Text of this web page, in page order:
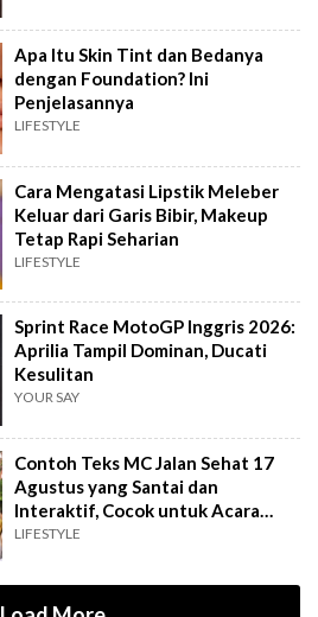
Apa Itu Skin Tint dan Bedanya
dengan Foundation? Ini
Penjelasannya
LIFESTYLE
Cara Mengatasi Lipstik Meleber
Keluar dari Garis Bibir, Makeup
Tetap Rapi Seharian
LIFESTYLE
Sprint Race MotoGP Inggris 2026:
Aprilia Tampil Dominan, Ducati
Kesulitan
YOUR SAY
Contoh Teks MC Jalan Sehat 17
Agustus yang Santai dan
Interaktif, Cocok untuk Acara
Tingkat RT
LIFESTYLE